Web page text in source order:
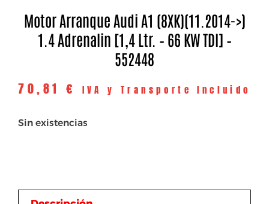
Motor Arranque Audi A1 (8XK)(11.2014->)
1.4 Adrenalin [1,4 Ltr. – 66 KW TDI] –
552448
70,81 € IVA y Transporte Incluido
Sin existencias